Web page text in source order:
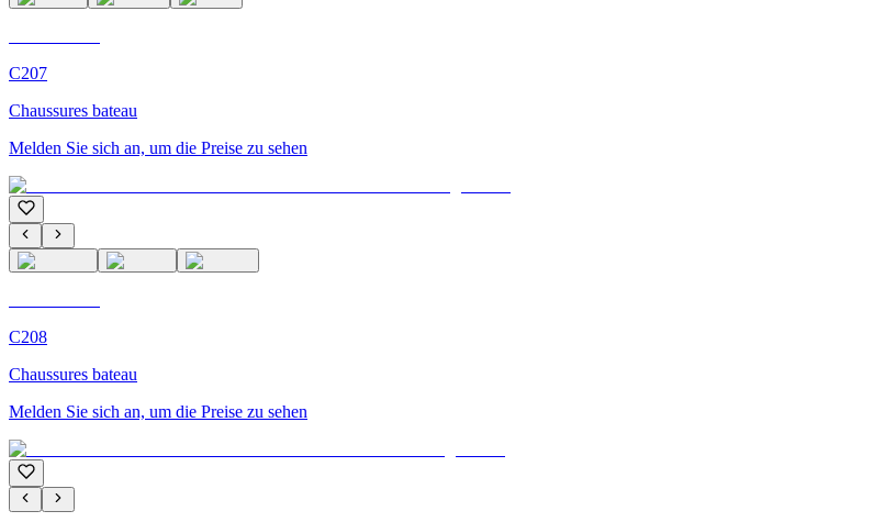
C207
Chaussures bateau
Melden Sie sich an, um die Preise zu sehen
C208
Chaussures bateau
Melden Sie sich an, um die Preise zu sehen